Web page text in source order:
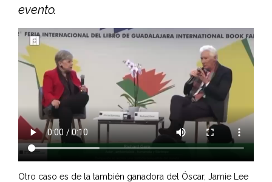
evento.
Otro caso es de la también ganadora del Óscar, Jamie Lee